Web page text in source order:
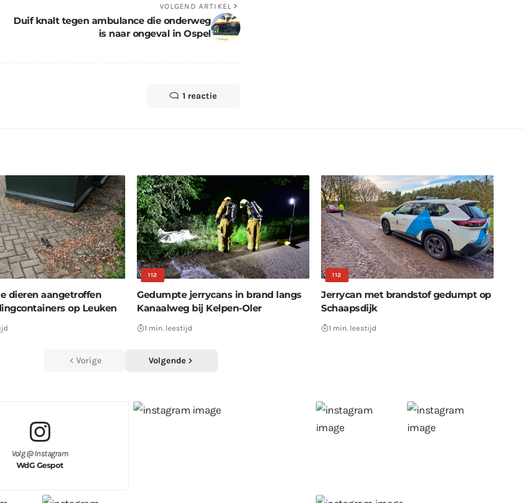
VOLGEND ARTIKEL
Duif knalt tegen ambulance die onderweg
is naar ongeval in Ospel
1 reactie
dieren aangetroffen
op Leuken
112
Gedumpte jerrycans in brand langs
Kanaalweg bij Kelpen-Oler
1 min. leestijd
112
Jerrycan met brandstof gedumpt op
Schaapsdijk
1 min. leestijd
Vorige Volgende
Volg @ Instagram
WdG Gespot